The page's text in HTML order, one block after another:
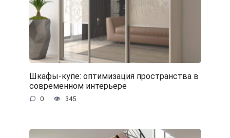
Шкафы-купе: оптимизация пространства в
современном интерьере
0 345